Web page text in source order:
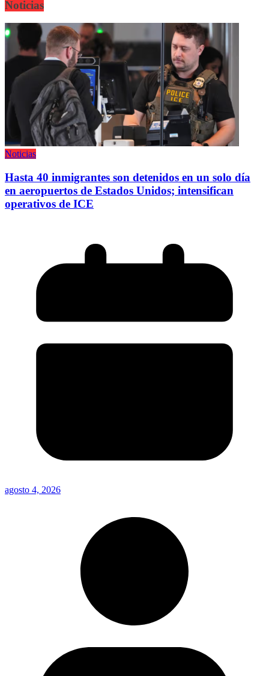
Noticias
Noticias
Hasta 40 inmigrantes son detenidos en un solo día
en aeropuertos de Estados Unidos; intensifican
operativos de ICE
agosto 4, 2026